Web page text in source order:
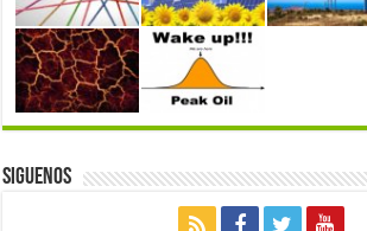
Siguenos